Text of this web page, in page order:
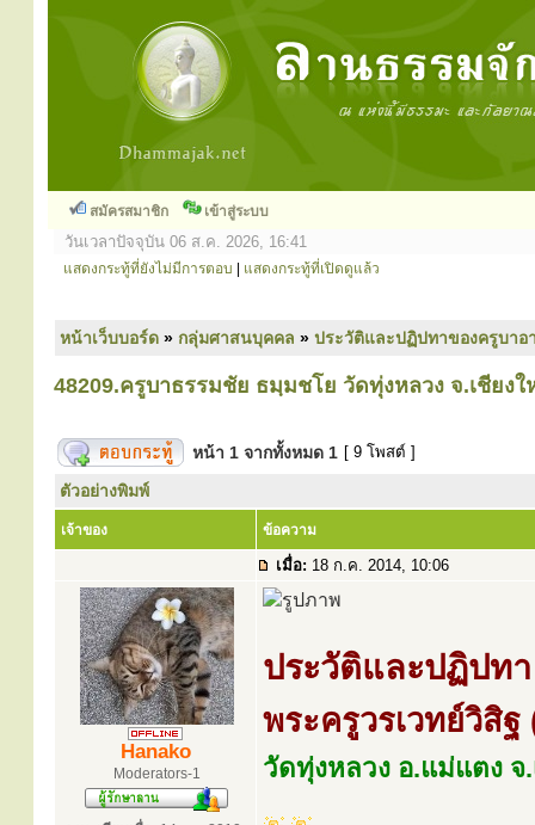
สมัครสมาชิก เข้าสู่ระบบ
วันเวลาปัจจุบัน 06 ส.ค. 2026, 16:41
แสดงกระทู้ที่ยังไม่มีการตอบ แสดงกระทู้ที่เปิดดูแล้ว
หน้าเว็บบอร์ด » กลุ่มศาสนบุคคล » ประวัติและปฏิปทาของครูบาอ
48209.ครูบาธรรมชัย ธมฺมชโย วัดทุ่งหลวง จ.เชียงใ
หน้า 1 จากทั้งหมด 1 [ 9 โพสต์ ]
ตัวอย่างพิมพ์
เจ้าของ ข้อความ
เมื่อ: 18 ก.ค. 2014, 10:06
Hanako
Moderators-1
ประวัติและปฏิปทา
พระครูวรเวทย์วิสิ
วัดทุ่งหลวง อ.แม่แตง จ